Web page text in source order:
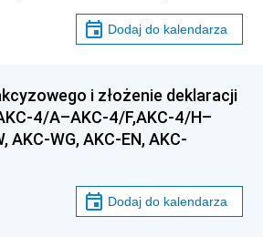
Dodaj do kalendarza
i złożenie deklaracji
4/A–AKC-4/F,AKC-4/H–
AKC-WG, AKC-EN, AKC-
Dodaj do kalendarza